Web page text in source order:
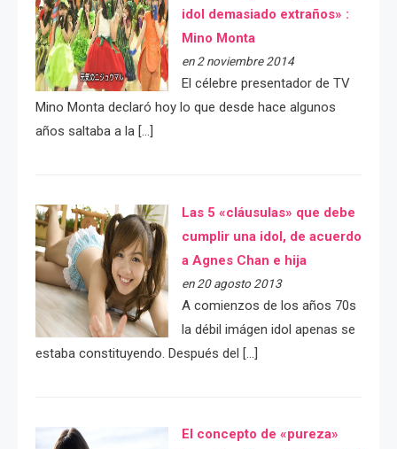
idol demasiado extraños» :
Mino Monta
en 2 noviembre 2014
El célebre presentador de TV
Mino Monta declaró hoy lo que desde hace algunos
años saltaba a la […]
Las 5 «cláusulas» que debe
cumplir una idol, de acuerdo
a Agnes Chan e hija
en 20 agosto 2013
A comienzos de los años 70s
la débil imágen idol apenas se
estaba constituyendo. Después del […]
El concepto de «pureza»